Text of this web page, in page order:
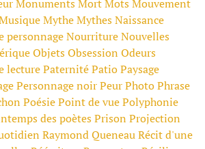
MonumentsMortMotsMouvement
MytheMythesNaissance
personnageNourritureNouvelles
ObjetsObsession Odeurs
lecturePaternitéPatioPaysage
Personnage noirPeurPhotoPhrase
PoésiePoint de vuePolyphonie
des poètesPrison Projection
Raymond QueneauRécit d'une